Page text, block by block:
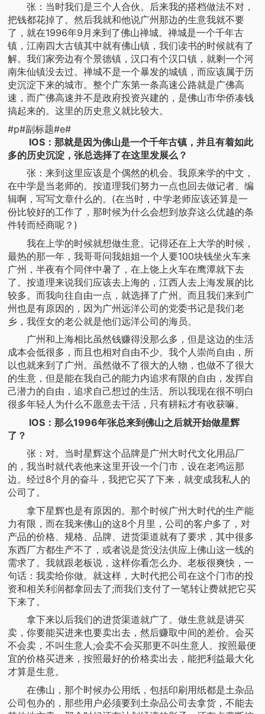
张：当时我们是三个人合伙。后来我的搭档做法不对，
把钱都花掉了。然后我就和他说广州那边的生意我就不要
了，就在1996年9月来到了佛山禅城。禅城是一个千年古
镇，江南四大古镇其中就有佛山镇，我们读书的时候就有了
解。我们家旁边有个景德镇，汉口有个汉口镇，就剩一个河
南朱仙镇没去过。禅城不是一个暴发的城镇，而应该属于历
史沉淀下来的城市。整个广东第一条高速公路就是广佛高
速，而广佛高速并不是政府投资兴建的，是佛山市华侨凑钱
搞起来的。这里的历史意义就比较大。
#p#副标题#e#
IOS：那就是因为佛山是一个千年古镇，并且有着如此
多的历史沉淀，张总选择了在这里发展么？
张：来到这里应该是个偶然的机会。我原来学的中文，
在中学是当老师的。按道理我们努力一点也回去做记者、编
辑啊，写写文章什么的。(在当时，中学老师应该还算是一
份比较好的工作了，那时候为什么会想到放弃这么优越的条
件转而经商呢？)
我在上学的时候就想做生意。记得还在上大学的时候，
最热的那一年，我哥哥问我姐姐一个人要100块钱坐火车来
广州，半夜有个同伴中暑了，在上饶上火车在鹰潭就下去
了。按道理来说我们应该去上海的，江西人去上海发展的比
较多。而我向往自由一点，就选择了广州。而且我们来到广
州也是有原因的，因为广州远洋公司的党委书记是我们老
乡，我侄女的老公就是他们远洋公司的海员。
广州和上海相比虽然钱赚得没那么多，但是这边的生活
成本会低很多，而且也相对自由不少。我个人崇尚自由，所
以也就来到了广州。虽然做不了很大的人物，也做不了很大
的生意，但是能在我自己的能力内追求有限的自由，发挥自
己潜力的自由，追求自己想过的生活。所以我现在很不明白
很多年轻人为什么不愿意去干活，只有耕耘才有收获嘛。
IOS：那么1996年张总来到佛山之后就开始做星辉
了？
张：对。当时星辉这个品牌是广州大时代文化用品厂
的，我当时就代表他来这里开设一个门市，设在老鸿运那
边。经过8个月的奋斗，我把它买了下来，就变成我私人的
公司了。
拿下星辉也是有原因的。那个时候广州大时代的生产能
力有限，而在我来佛山的这8个月里，公司的客户多了，对
产品的价格、规格、品牌、进货渠道就有了要求，其中很多
东西厂方都生产不了，或者说是货没法供应上佛山这一线的
需求了。我就跟老板说，这样你看怎么办。老板很爽快，一
句话：我卖给你做。就这样，大时代把公司在这个门市的投
资和相关利润都拿回去了;而我们支付了一笔转让费就把它买
下来了。
拿下来以后我们的进货渠道就广了。做生意就是讲买
卖，你要能买进来也要卖出去，然后赚取中间的差价。会买
不会卖，不叫生意人;会卖不会买那更不叫生意人。按照最便
宜的价格买进来，按照最好的价格卖出去，能把利益最大化
才算是生意。
在佛山，那个时候办公用纸，包括印刷用纸都是土杂品
公司包办的，那些用户必须要到土杂品公司去拿货，不能去